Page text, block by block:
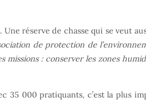
réserve de chasse qui se veut
de protection de
missions : conserver les zones
000 pratiquants, c’est la plus